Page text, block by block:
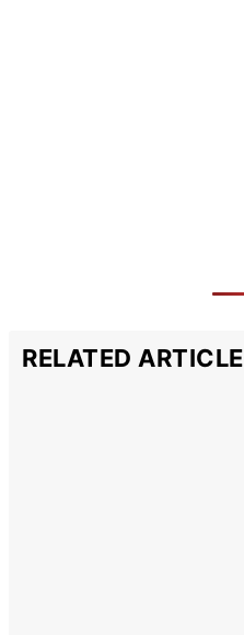
RELATED ARTICLE